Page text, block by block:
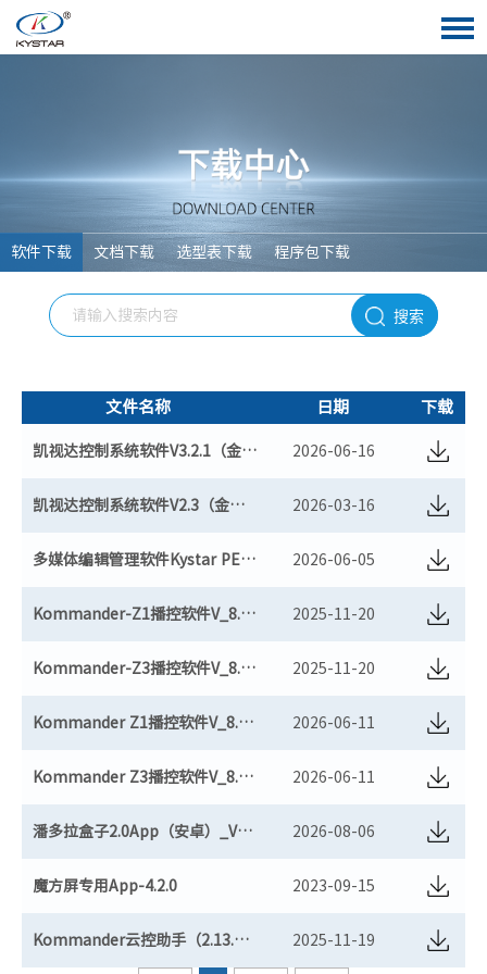
软件下载 文档下载 选型表下载 程序包下载
搜索
文件名称 日期 下载
凯视达控制系统软件V3.2.1（金卡+黑卡+二合一）（最新版） 2026-06-16
凯视达控制系统软件V2.3（金卡+黑卡+二合一）（历史版本） 2026-03-16
多媒体编辑管理软件Kystar PE_V1.5.55 2026-06-05
Kommander-Z1播控软件V_8.2.11（适用于win7） 2025-11-20
Kommander-Z3播控软件V_8.2.11（适用于win7） 2025-11-20
Kommander Z1播控软件V_8.2.92 2026-06-11
Kommander Z3播控软件V_8.2.92 2026-06-11
潘多拉盒子2.0App（安卓）_V1.0.225 2026-08-06
魔方屏专用App-4.2.0 2023-09-15
Kommander云控助手（2.13.409），支持Z3/Z4/F2/KS920Plus/KS9X8/KS9000/KS9800/KE 2025-11-19